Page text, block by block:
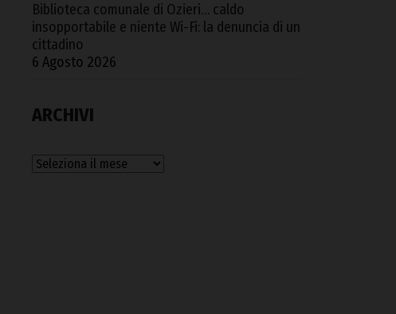
Biblioteca comunale di Ozieri… caldo
insopportabile e niente Wi-Fi: la denuncia di un
cittadino
6 Agosto 2026
ARCHIVI
Archivi